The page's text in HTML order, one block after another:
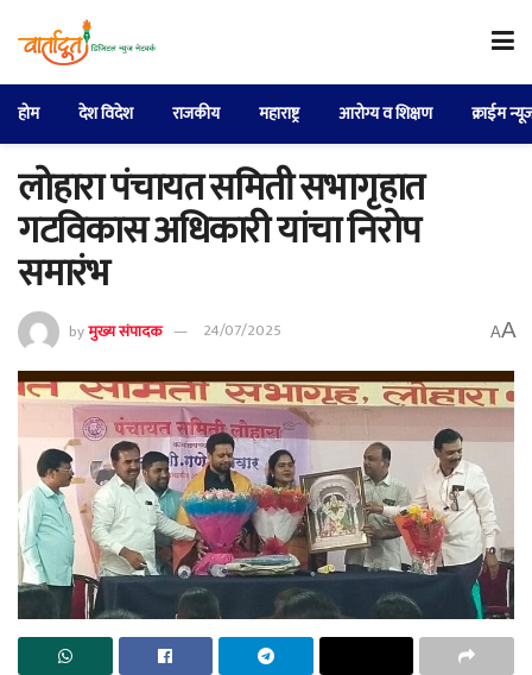
होम देश विदेश राजकीय महाराष्ट्र आरोग्य व शिक्षण क्राईम
लोहारा पंचायत समिती सभागृहात
गटविकास अधिकारी यांचा निरोप
समारंभ
byमुख्य संपादक 24/07/2025 AA